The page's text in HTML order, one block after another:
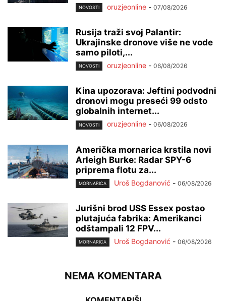
NOVOSTI oruzjeonline - 07/08/2026
Rusija traži svoj Palantir:
Ukrajinske dronove više ne vode
samo piloti,...
NOVOSTI oruzjeonline - 06/08/2026
Kina upozorava: Jeftini podvodni
dronovi mogu preseći 99 odsto
globalnih internet...
NOVOSTI oruzjeonline - 06/08/2026
Američka mornarica krstila novi
Arleigh Burke: Radar SPY-6
priprema flotu za...
MORNARICA Uroš Bogdanović - 06/08/2026
Jurišni brod USS Essex postao
plutajuća fabrika: Amerikanci
odštampali 12 FPV...
MORNARICA Uroš Bogdanović - 06/08/2026
NEMA KOMENTARA